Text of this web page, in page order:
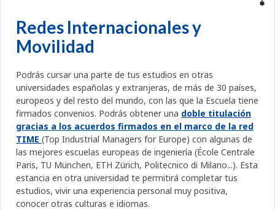
Redes Internacionales y
Movilidad
Podrás cursar una parte de tus estudios en otras
universidades españolas y extranjeras, de más de 30 países,
europeos y del resto del mundo, con las que la Escuela tiene
firmados convenios. Podrás obtener una doble titulación
gracias a los acuerdos firmados en el marco de la red
TIME (Top Industrial Managers for Europe) con algunas de
las mejores escuelas europeas de ingeniería (École Centrale
Paris, TU München, ETH Zürich, Politecnico di Milano...). Esta
estancia en otra universidad te permitirá completar tus
estudios, vivir una experiencia personal muy positiva,
conocer otras culturas e idiomas.